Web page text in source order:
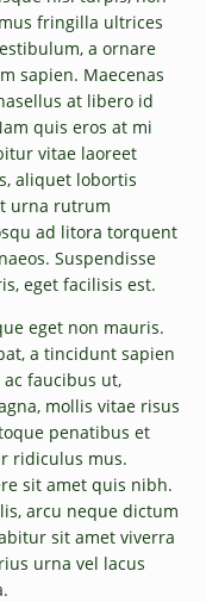
fringilla ultrices
a ornare
sapien. Maecenas
at libero id
quis eros at mi
vitae laoreet
aliquet lobortis
urna rutrum
ad litora torquent
Suspendisse
eget facilisis est.
eget non mauris.
a tincidunt sapien
faucibus ut,
mollis vitae risus
penatibus et
ridiculus mus.
sit amet quis nibh.
arcu neque dictum
sit amet viverra
urna vel lacus